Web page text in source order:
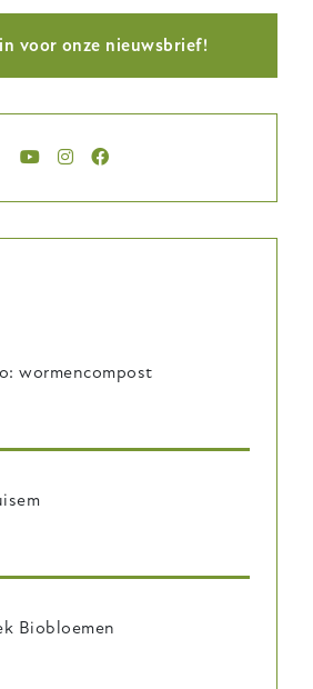
voor onze nieuwsbrief!
wormencompost
Biobloemen